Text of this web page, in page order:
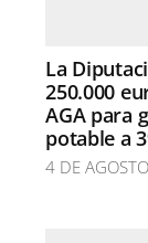
La
250.000
AGA para
potable a
4 DE